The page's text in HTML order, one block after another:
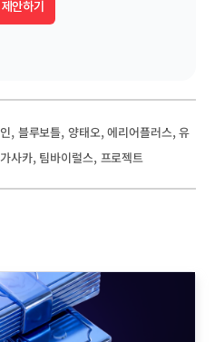
안하기
, 블루보틀, 양태오, 에리어플러스, 유
사카, 팀바이럴스, 프로젝트